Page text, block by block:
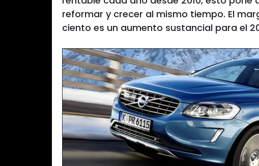
reformar y crecer al mismo tiempo. El
ciento es un aumento sustancial para el